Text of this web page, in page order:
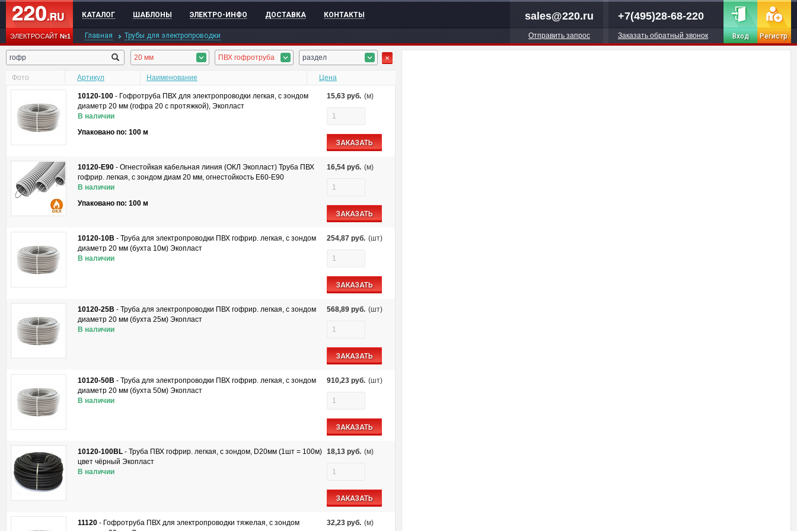
ЭЛЕКТРОСАЙТ№1
КАТАЛОГ ШАБЛОНЫ ЭЛЕКТРО-ИНФО ДОСТАВКА КОНТАКТЫ sales@220.ru
Отправить запрос
+7(495)28-68-220
Заказать обратный звонок Вход Регистр.
Главная Трубы для электропроводки
20 мм ПВХ гофротруба раздел
Фото Артикул Наименование Цена
10120-100 - Гофротруба ПВХ для электропроводки легкая, с зондом
диаметр 20 мм (гофра 20 с протяжкой), Экопласт
В наличии
Упаковано по: 100 м
15,63 руб. (м)
ЗАКАЗАТЬ
10120-E90 - Огнестойкая кабельная линия (ОКЛ Экопласт) Труба ПВХ
гофрир. легкая, с зондом диам 20 мм, огнестойкость E60-E90
В наличии
Упаковано по: 100 м
16,54 руб. (м)
ЗАКАЗАТЬ
10120-10B - Труба для электропроводки ПВХ гофрир. легкая, с зондом
диаметр 20 мм (бухта 10м) Экопласт
В наличии
254,87 руб. (шт)
ЗАКАЗАТЬ
10120-25B - Труба для электропроводки ПВХ гофрир. легкая, с зондом
диаметр 20 мм (бухта 25м) Экопласт
В наличии
568,89 руб. (шт)
ЗАКАЗАТЬ
10120-50B - Труба для электропроводки ПВХ гофрир. легкая, с зондом
диаметр 20 мм (бухта 50м) Экопласт
В наличии
910,23 руб. (шт)
ЗАКАЗАТЬ
10120-100BL - Труба ПВХ гофрир. легкая, с зондом, D20мм (1шт = 100м)
цвет чёрный Экопласт
В наличии
18,13 руб. (м)
ЗАКАЗАТЬ
11120 - Гофротруба ПВХ для электропроводки тяжелая, с зондом
32,23 руб. (м)